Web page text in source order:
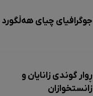
جوگرافیای چیای هەڵگورد
ڕوار گوندی زانایان و
زانستخوازان